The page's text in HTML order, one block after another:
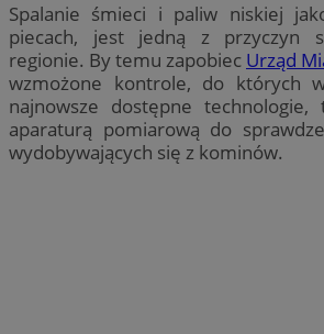
Spalanie śmieci i paliw niskiej
piecach, jest jedną z przyczyn
regionie. By temu zapobiec Urząd
wzmożone kontrole, do których
najnowsze dostępne
aparaturą pomiarową do
wydobywających się z kominów.